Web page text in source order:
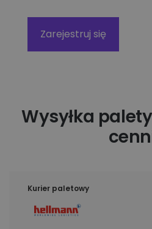
Zarejestruj się
Wysyłka